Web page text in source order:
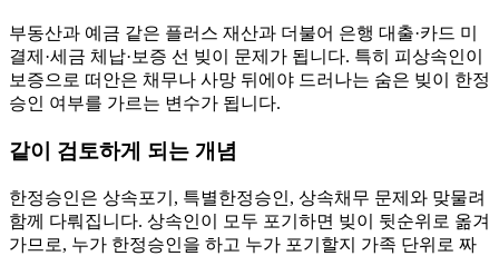
부동산과 예금 같은 플러스 재산과 더불어 은행 대출·카드 미
결제·세금 체납·보증 선 빚이 문제가 됩니다. 특히 피상속인이
보증으로 떠안은 채무나 사망 뒤에야 드러나는 숨은 빚이 한정
승인 여부를 가르는 변수가 됩니다.
같이 검토하게 되는 개념
한정승인은 상속포기, 특별한정승인, 상속채무 문제와 맞물려
함께 다뤄집니다. 상속인이 모두 포기하면 빚이 뒷순위로 옮겨
가므로, 누가 한정승인을 하고 누가 포기할지 가족 단위로 짜